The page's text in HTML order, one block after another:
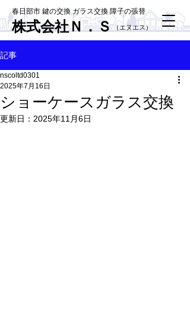
春日部市 鍵の交換 ガラス交換 障子の張替
株式会社Ｎ．Ｓ​（エヌエス）
記事
ショーケースガラス交換
nscoltd0301
2025年7月16日
更新日： 2025年11月6日